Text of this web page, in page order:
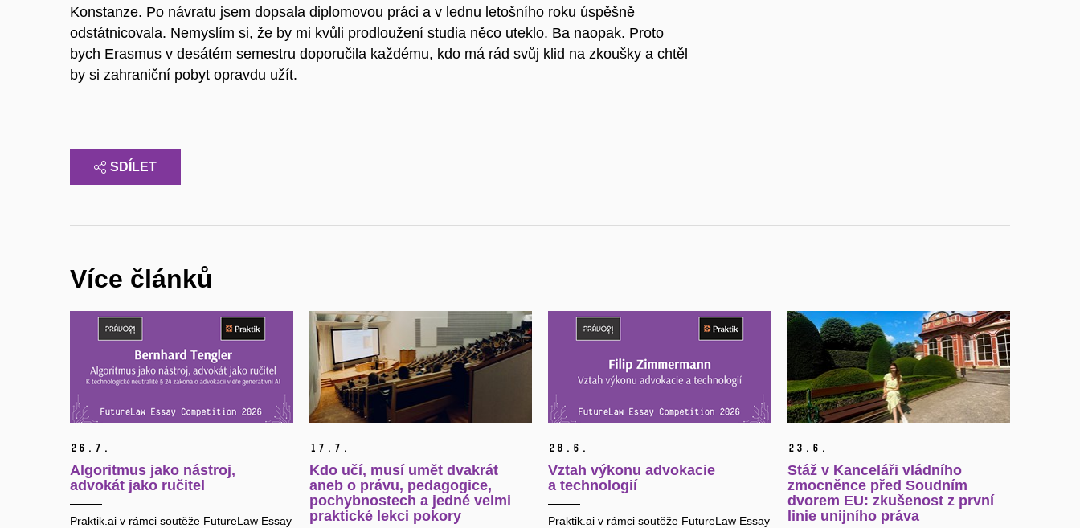
Konstanze. Po návratu jsem dopsala diplomovou práci a v lednu letošního roku úspěšně
odstátnicovala. Nemyslím si, že by mi kvůli prodloužení studia něco uteklo. Ba naopak. Proto
bych Erasmus v desátém semestru doporučila každému, kdo má rád svůj klid na zkoušky a chtěl
by si zahraniční pobyt opravdu užít.
SDÍLET
Více článků
26. 7.
Algoritmus jako nástroj,
advokát jako ručitel
Praktik.ai v rámci soutěže FutureLaw Essay
17. 7.
Kdo učí, musí umět dvakrát
aneb o právu, pedagogice,
pochybnostech a jedné velmi
praktické lekci pokory
28. 6.
Vztah výkonu advokacie
a technologií
Praktik.ai v rámci soutěže FutureLaw Essay
23. 6.
Stáž v Kanceláři vládního
zmocněnce před Soudním
dvorem EU: zkušenost z první
linie unijního práva